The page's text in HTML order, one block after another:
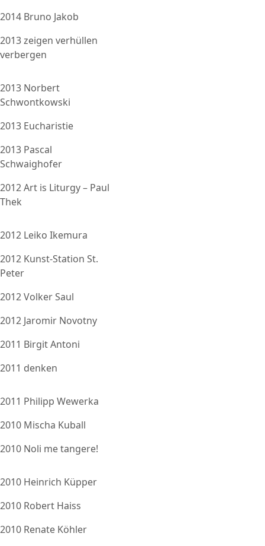
2014 Bruno Jakob
2013 zeigen verhüllen
verbergen
2013 Norbert
Schwontkowski
2013 Eucharistie
2013 Pascal
Schwaighofer
2012 Art is Liturgy – Paul
Thek
2012 Leiko Ikemura
2012 Kunst-Station St.
Peter
2012 Volker Saul
2012 Jaromir Novotny
2011 Birgit Antoni
2011 denken
2011 Philipp Wewerka
2010 Mischa Kuball
2010 Noli me tangere!
2010 Heinrich Küpper
2010 Robert Haiss
2010 Renate Köhler